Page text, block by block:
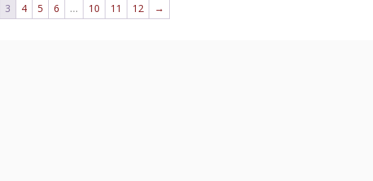
3 4 5 6 … 10 11 12 →